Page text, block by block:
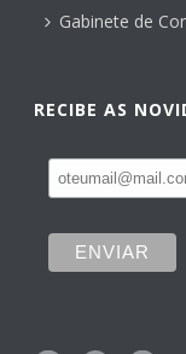
Gabinete de
RECIBE AS